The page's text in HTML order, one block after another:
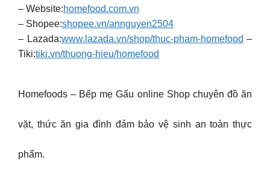
– Website:homefood.com.vn
– Shopee:shopee.vn/annguyen2504
– Lazada:www.lazada.vn/shop/thuc-pham-homefood –
Tiki:tiki.vn/thuong-hieu/homefood
Homefoods – Bếp mẹ Gấu online Shop chuyên đồ ăn
vặt, thức ăn gia đình đảm bảo vệ sinh an toàn thực
phẩm.